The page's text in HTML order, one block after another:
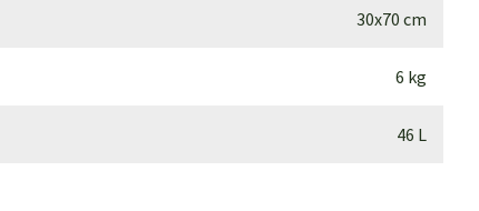
30x70 cm
6 kg
46 L